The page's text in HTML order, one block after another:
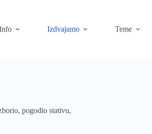
Izdvajamo Teme
pogodio stativu,